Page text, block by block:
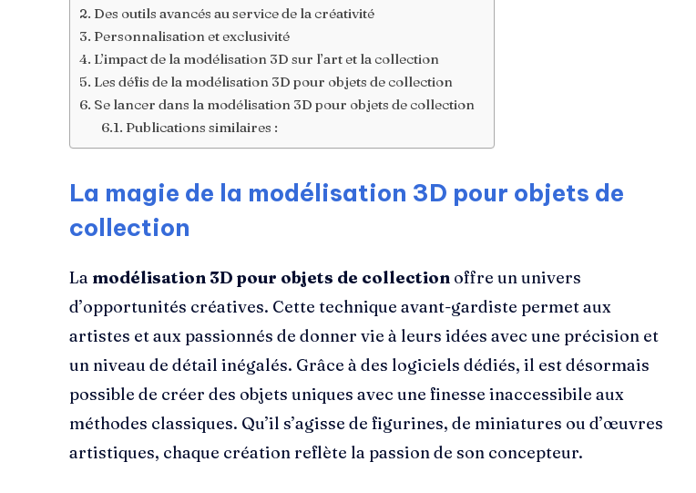
Des outils avancés au service de la créativité
Personnalisation et exclusivité
L’impact de la modélisation 3D sur l’art et la collection
Les défis de la modélisation 3D pour objets de collection
Se lancer dans la modélisation 3D pour objets de collection
Publications similaires :
La magie de la modélisation 3D pour objets de
collection
La modélisation 3D pour objets de collection offre un univers
d’opportunités créatives. Cette technique avant-gardiste permet aux
artistes et aux passionnés de donner vie à leurs idées avec une précision et
un niveau de détail inégalés. Grâce à des logiciels dédiés, il est désormais
possible de créer des objets uniques avec une finesse inaccessibile aux
méthodes classiques. Qu’il s’agisse de figurines, de miniatures ou d’œuvres
artistiques, chaque création reflète la passion de son concepteur.